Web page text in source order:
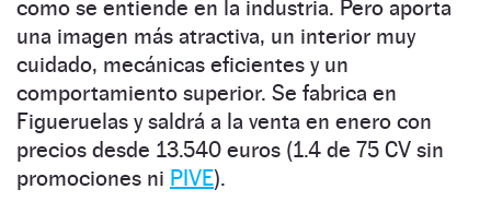
como se entiende en la industria. Pero aporta
una imagen más atractiva, un interior muy
cuidado, mecánicas eficientes y un
comportamiento superior. Se fabrica en
Figueruelas y saldrá a la venta en enero con
precios desde 13.540 euros (1.4 de 75 CV sin
promociones ni PIVE).